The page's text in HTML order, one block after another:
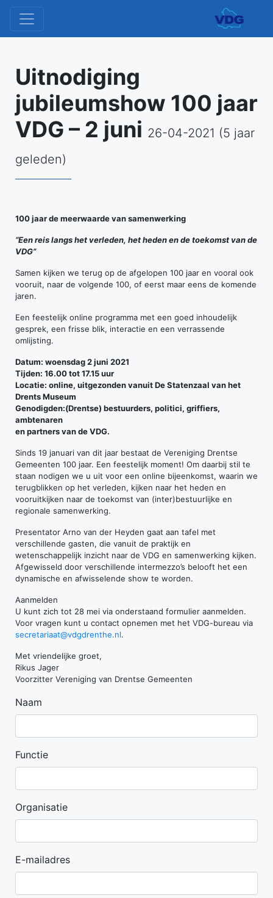
Uitnodiging
jubileumshow 100 jaar
VDG – 2 juni 26-04-2021 (5 jaar
geleden)
100 jaar de meerwaarde van samenwerking
“Een reis langs het verleden, het heden en de toekomst van de
VDG”
Samen kijken we terug op de afgelopen 100 jaar en vooral ook
vooruit, naar de volgende 100, of eerst maar eens de komende
jaren.
Een feestelijk online programma met een goed inhoudelijk
gesprek, een frisse blik, interactie en een verrassende
omlijsting.
Datum: woensdag 2 juni 2021
Tijden: 16.00 tot 17.15 uur
Locatie: online, uitgezonden vanuit De Statenzaal van het
Drents Museum
Genodigden:(Drentse) bestuurders, politici, griffiers,
ambtenaren
en partners van de VDG.
Sinds 19 januari van dit jaar bestaat de Vereniging Drentse
Gemeenten 100 jaar. Een feestelijk moment! Om daarbij stil te
staan nodigen we u uit voor een online bijeenkomst, waarin we
terugblikken op het verleden, kijken naar het heden en
vooruitkijken naar de toekomst van (inter)bestuurlijke en
regionale samenwerking.
Presentator Arno van der Heyden gaat aan tafel met
verschillende gasten, die vanuit de praktijk en
wetenschappelijk inzicht naar de VDG en samenwerking kijken.
Afgewisseld door verschillende intermezzo’s belooft het een
dynamische en afwisselende show te worden.
Aanmelden
U kunt zich tot 28 mei via onderstaand formulier aanmelden.
Voor vragen kunt u contact opnemen met het VDG-bureau via
secretariaat@vdgdrenthe.nl.
Met vriendelijke groet,
Rikus Jager
Voorzitter Vereniging van Drentse Gemeenten
Naam
Functie
Organisatie
E-mailadres